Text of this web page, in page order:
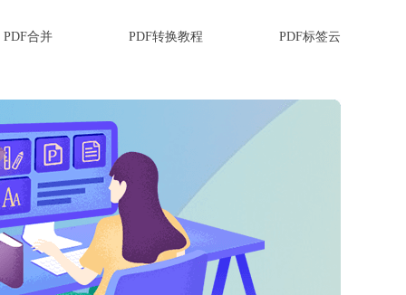
PDF合并 PDF转换教程 PDF标签云